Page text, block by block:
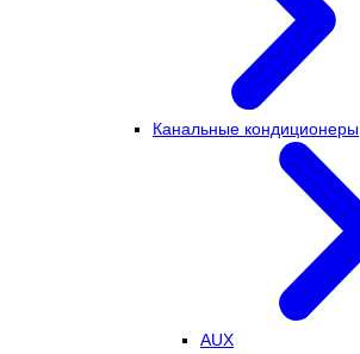
Канальные кондиционеры
AUX